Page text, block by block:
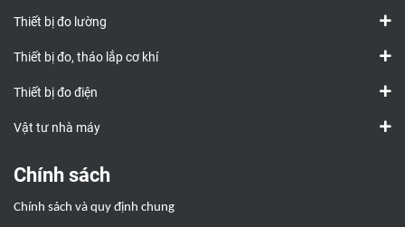
Thiết bị đo lường
Thiết bị đo, tháo lắp cơ khí
Thiết bị đo điện
Vật tư nhà máy
Chính sách
Chính sách và quy định chung